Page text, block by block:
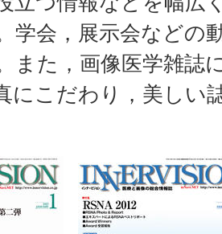
学会，展示会などの
また，画像医学雑誌
にこだわり，美しい